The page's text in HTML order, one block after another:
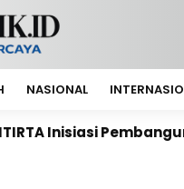
NASIONAL
Depo